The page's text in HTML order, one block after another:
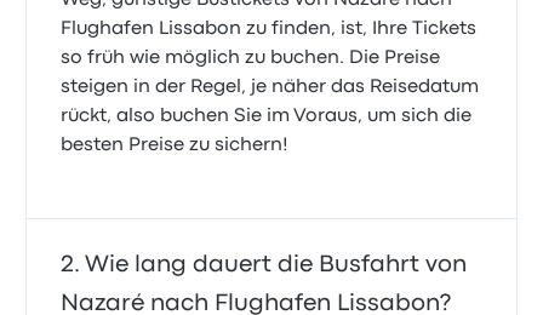
Wollte alleine sitzen und habe einen sitzplatz
gehabt und der bus war nicht überfüllt aber einer ist
neben mir gesessen
3.0 von 5 Sternen
Fabian O.
Flughafen Lissabon zu finden, ist, Ihre Tickets
so früh wie möglich zu buchen. Die Preise
steigen in der Regel, je näher das Reisedatum
rückt, also buchen Sie im Voraus, um sich die
besten Preise zu sichern!
Wie lang dauert die Busfahrt von
Nazaré nach Flughafen Lissabon?